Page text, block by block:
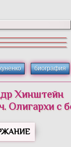
биография
Хинштейн
Олигархи с